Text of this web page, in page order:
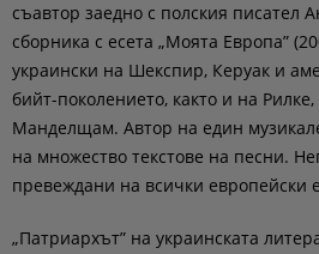
съавтор заедно с полския писател
сборника с есета „Моята Европа”
украински на Шекспир, Керуак и
бийт-поколението, както и на
Манделщам. Автор на един
на множество текстове на песни.
превеждани на всички европейски
„Патриархът” на украинската